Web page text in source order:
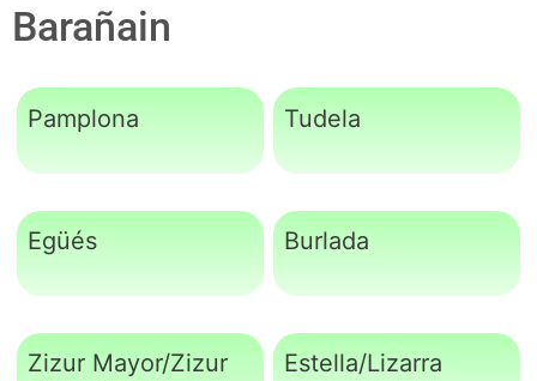
Barañain
Pamplona Tudela
Egüés Burlada
Zizur Mayor/Zizur
Estella/Lizarra